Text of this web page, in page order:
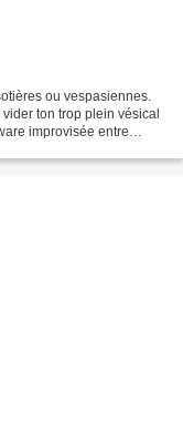
ou vespasiennes.
ton trop plein vésical
improvisée entre